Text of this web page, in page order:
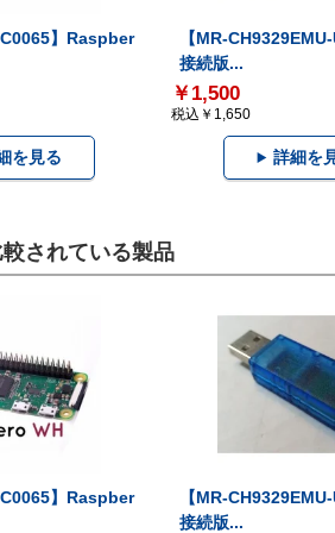
】Raspber
を見る
【MR-
接続版...
￥1,500
税込￥1,650
詳細を
されている製品
】Raspber
【MR-
接続版...